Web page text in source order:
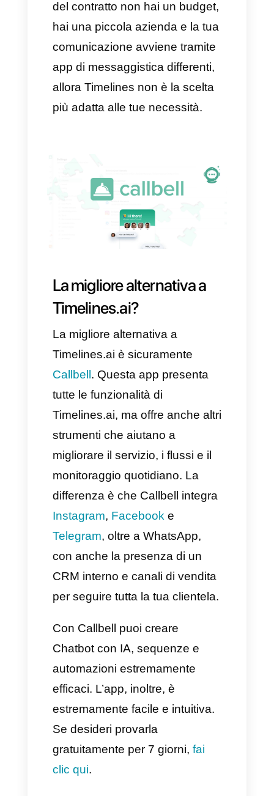
Timelines.ai è un’ottima
scelta. sì.
Se la tua azienda fa
affidamento su WhatsApp per le
per amministrare tutto da
un’unica postazione.
Se desideri automatizzare e
collegare WhatsApp al tuo
Se vuoi inviare messaggi
broadcast.
Se hai necessità di report
dettagliati sulle interazioni
tramite WhatsApp.
Timelines.ai NON è un’ottima
scelta, è vero.
Se sei alla ricerca di una
soluzione omnicanale.
Se sei una piccola impresa
che presenta un budget limitato.
Se hai la necessità di una
personalizzazione avanzata
nell’automazione.
Se vuoi evitare rischi con la
politica di WhatsApp.
Se la tua attività dipende solo
da WhatsApp, allora possiamo